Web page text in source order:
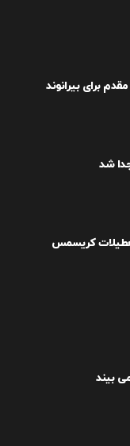
برای بیرانوند
شد
کریسمس
بیند